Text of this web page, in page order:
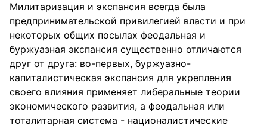
Милитаризация и экспансия всегда была
предпринимательской привилегией власти и при
некоторых общих посылах феодальная и
буржуазная экспансия существенно отличаются
друг от друга: во-первых, буржуазно-
капиталистическая экспансия для укрепления
своего влияния применяет либеральные теории
экономического развития, а феодальная или
тоталитарная система - националистические